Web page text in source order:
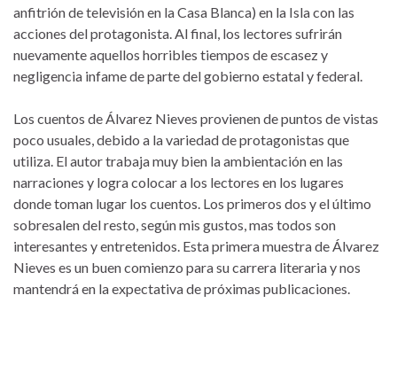
anfitrión de televisión en la Casa Blanca) en la Isla con las
acciones del protagonista. Al final, los lectores sufrirán
nuevamente aquellos horribles tiempos de escasez y
negligencia infame de parte del gobierno estatal y federal.
Los cuentos de Álvarez Nieves provienen de puntos de vistas
poco usuales, debido a la variedad de protagonistas que
utiliza. El autor trabaja muy bien la ambientación en las
narraciones y logra colocar a los lectores en los lugares
donde toman lugar los cuentos. Los primeros dos y el último
sobresalen del resto, según mis gustos, mas todos son
interesantes y entretenidos. Esta primera muestra de Álvarez
Nieves es un buen comienzo para su carrera literaria y nos
mantendrá en la expectativa de próximas publicaciones.